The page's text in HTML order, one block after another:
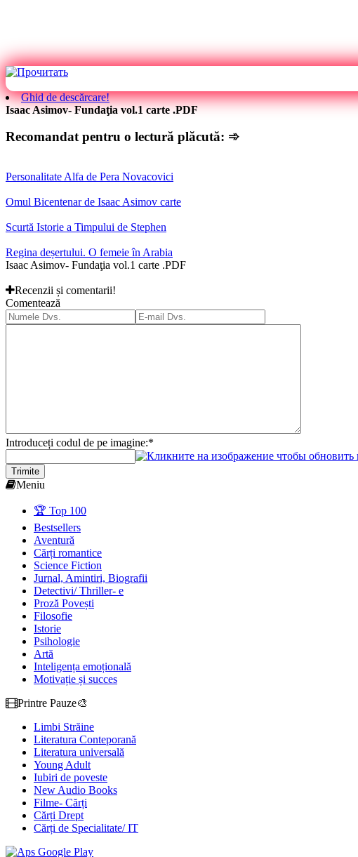
Ghid de descărcare!
Isaac Asimov- Fundaţia vol.1 carte .PDF
Recomandat pentru o lectură plăcută: ➾
Personalitate Alfa de Pera Novacovici
Omul Bicentenar de Isaac Asimov carte
Scurtă Istorie a Timpului de Stephen
Regina deșertului. O femeie în Arabia
Isaac Asimov- Fundaţia vol.1 carte .PDF
Recenzii și comentarii!
Comentează
Introduceți codul de pe imagine:*
Trimite
Meniu
🏆 Top 100
Bestsellers
Aventură
Cărți romantice
Science Fiction
Jurnal, Amintiri, Biografii
Detectivi/ Thriller- e
Proză Povești
Filosofie
Istorie
Psihologie
Artă
Inteligența emoțională
Motivație și succes
Printre Pauze🎨
Limbi Străine
Literatura Conteporană
Literatura universală
Young Adult
Iubiri de poveste
New Audio Books
Filme- Cărți
Cărți Drept
Cărți de Specialitate/ IT